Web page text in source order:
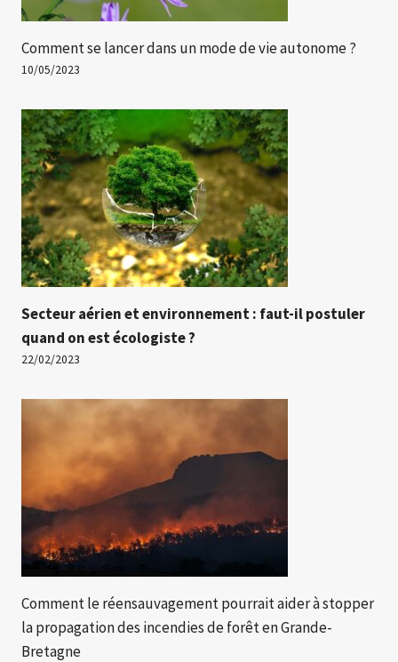
Comment se lancer dans un mode de vie autonome ?
10/05/2023
Secteur aérien et environnement : faut-il postuler
quand on est écologiste ?
22/02/2023
Comment le réensauvagement pourrait aider à stopper
la propagation des incendies de forêt en Grande-
Bretagne